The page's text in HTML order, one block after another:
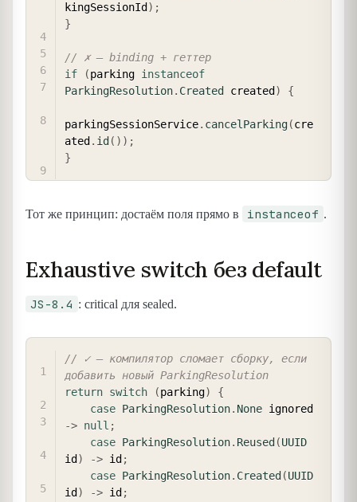
kingSessionId ) ;
}
// ✗ — binding + геттер
if
(parking instanceof
ParkingResolution. Created created ) {
parkingSessionService. cancelParking(cre
ated . id ( ) ) ;
}
Тот же принцип: достаём поля прямо в instanceof .
Exhaustive switch без default
JS-8.4 : critical для sealed.
// ✓ — компилятор сломает сборку, если
добавить новый ParkingResolution
return switch (parking)
{
case ParkingResolution. None
-> null ;
case ParkingResolution. Reused (UUID
id ) -> id ;
case ParkingResolution. Created (UUID
id ) -> id ;